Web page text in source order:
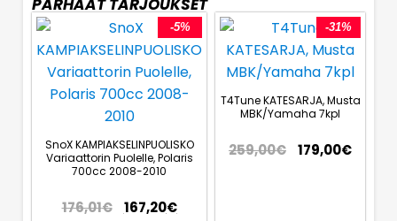
PARHAAT TARJOUKSET
-5%
SnoX KAMPIAKSELINPUOLISKO
Variaattorin Puolelle, Polaris
700cc 2008-2010
176,01€ 167,20€
-31%
T4Tune KATESARJA, Musta
MBK/Yamaha 7kpl
259,00€ 179,00€